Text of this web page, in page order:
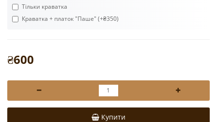
Тільки краватка
Краватка + платок "Паше" (+₴350)
₴600
Купити